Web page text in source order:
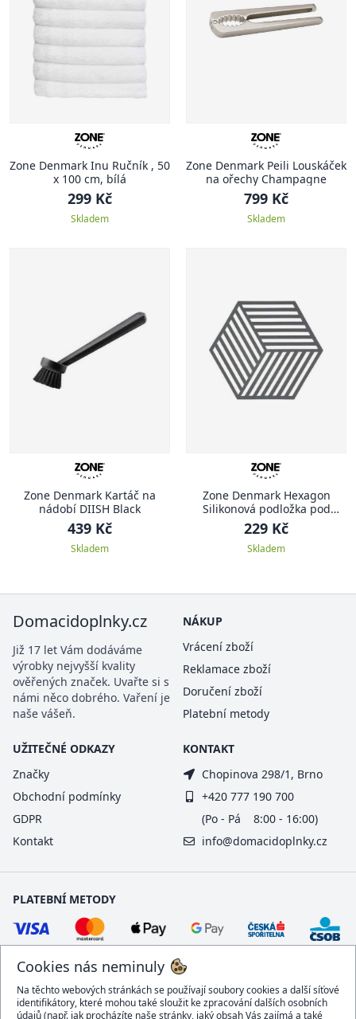
Zone Denmark Inu Ručník , 50
x 100 cm, bílá
299 Kč
Skladem
Zone Denmark Peili Louskáček
na ořechy Champagne
799 Kč
Skladem
Zone Denmark Kartáč na
nádobí DIISH Black
439 Kč
Skladem
Zone Denmark Hexagon
Silikonová podložka pod
hrnec 1 ks, tmavě šedá
229 Kč
Skladem
Cookies nás neminuly
Na těchto webových stránkách se používají soubory cookies a další síťové
identifikátory, které mohou také sloužit ke zpracování dalších osobních
údajů (např. jak procházíte naše stránky, jaký obsah Vás zajímá a také
Domacidoplnky.cz
Již 17 let Vám dodáváme
výrobky nejvyšší kvality
ověřených značek. Uvařte si s
námi něco dobrého. Vaření je
naše vášeň.
NÁKUP
Vrácení zboží
Reklamace zboží
Doručení zboží
Platební metody
UŽITEČNÉ ODKAZY
Značky
Obchodní podmínky
GDPR
Kontakt
KONTAKT
Chopinova 298/1, Brno
+420 777 190 700
(Po - Pá 8:00 - 16:00)
info@domacidoplnky.cz
PLATEBNÍ METODY